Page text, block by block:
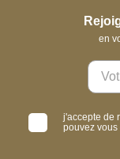
en
j'accepte de
pouvez vous